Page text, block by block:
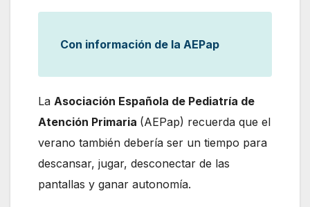
Con información de la AEPap
La Asociación Española de Pediatría de
Atención Primaria (AEPap) recuerda que el
verano también debería ser un tiempo para
descansar, jugar, desconectar de las
pantallas y ganar autonomía.